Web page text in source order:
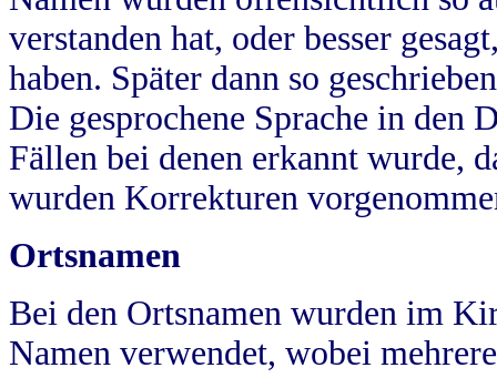
verstanden hat, oder besser
haben. Später dann so
Die gesprochene Sprache in
Fällen bei denen erkannt wurde,
wurden Korrekturen
Ortsnamen
Bei den Ortsnamen wurden im
Namen verwendet, wobei